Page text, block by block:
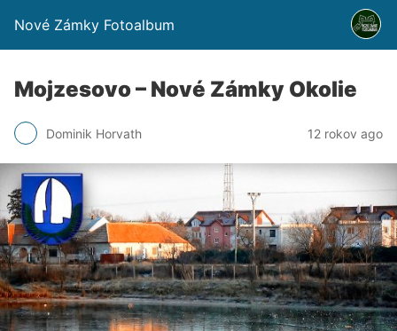
Nové Zámky Fotoalbum
Mojzesovo – Nové Zámky Okolie
Dominik Horvath 12 rokov ago